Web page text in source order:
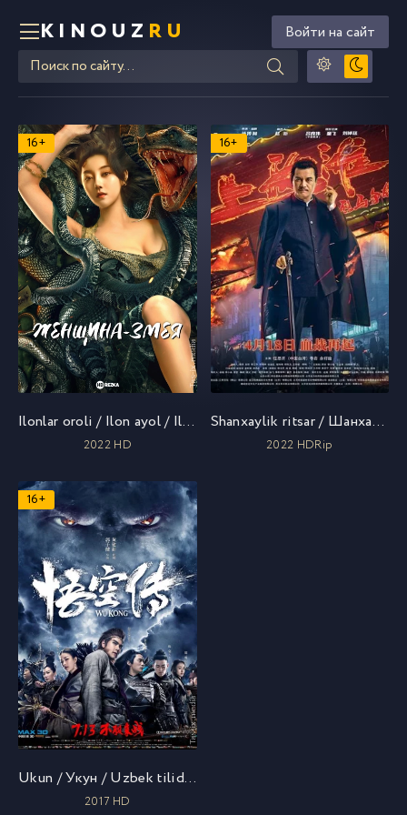
KINOUZ RU Войти на сайт
16+
Ilonlar oroli / Ilon ayol / Ilon xonim / Женщина-змея / Змеиная угроза: Ужас на острове змей / Uzbek tilida / O'zbekcha tarjima
2022 HD
16+
Shanxaylik ritsar / Шанхайский рыцарь / Uzbek tilida / O'zbekcha tarjima
2022 HDRip
16+
Ukun / Укун / Uzbek tilida / O'zbekcha tarjima
2017 HD